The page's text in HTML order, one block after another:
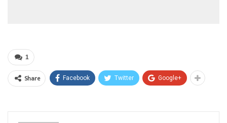
1
Share Facebook Twitter Google+